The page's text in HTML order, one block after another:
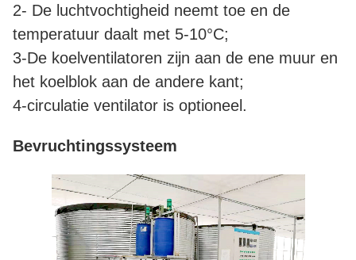
2- De luchtvochtigheid neemt toe en de
temperatuur daalt met 5-10°C;
3-De koelventilatoren zijn aan de ene muur en
het koelblok aan de andere kant;
4-circulatie ventilator is optioneel.
Bevruchtingssysteem